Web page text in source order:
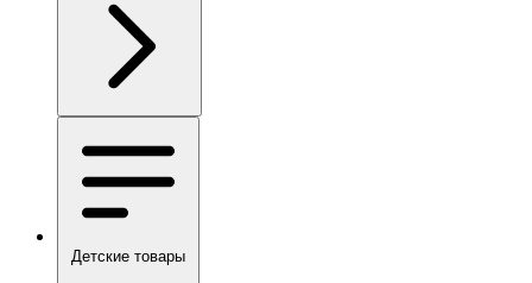
Детские товары